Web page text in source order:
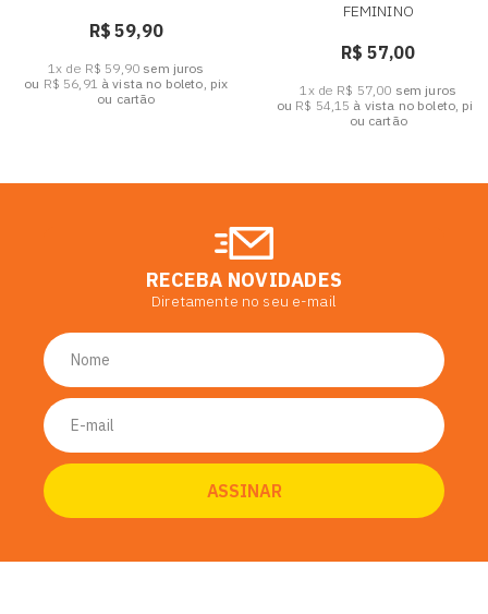
R$ 59,90
1x de R$ 59,90 sem juros
ou R$ 56,91 à vista no boleto, pix
ou cartão
FEMININO
R$ 57,00
1x de R$ 57,00 sem juros
ou R$ 54,15 à vista no boleto, pix
ou cartão
RECEBA NOVIDADES
Diretamente no seu e-mail